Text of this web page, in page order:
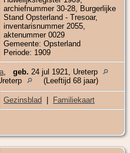
archiefnummer 30-28, Burgerlijke
Stand Opsterland - Tresoar,
inventarisnummer 2055,
aktenummer 0029
Gemeente: Opsterland
Periode: 1909
geb. 24 jul 1921, Ureterp
(Leeftijd 68 jaar)
Gezinsblad | Familiekaart